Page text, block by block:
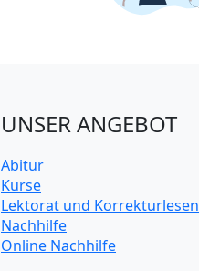
UNSER ANGEBOT
Abitur
Kurse
Lektorat und Korrekturlesen
Nachhilfe
Online Nachhilfe